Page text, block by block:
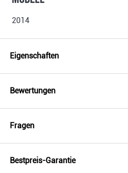
2014
Eigenschaften
Bewertungen
Fragen
Bestpreis-Garantie